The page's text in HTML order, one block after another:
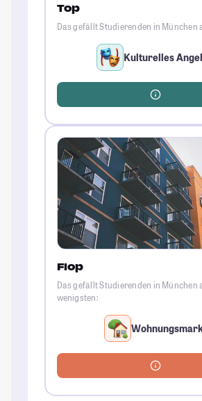
Top
Das gefällt Studierenden in München
Kulturelles
Flop
Das gefällt Studierenden in München
wenigsten: